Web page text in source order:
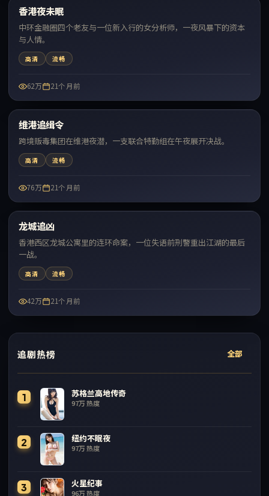
最新
香港夜未眠
中环金融圈四个老友与一位新入行的女分析师，一夜风暴下的资本
与人情。
高清 流畅
62万 21个月前
最新
维港追缉令
跨境贩毒集团在维港夜潜，一支联合特勤组在午夜展开决战。
高清 流畅
76万 21个月前
最新
龙城追凶
香港西区龙城公寓里的连环命案，一位失语前刑警重出江湖的最后
一战。
高清 流畅
42万 21个月前
追剧热榜 全部
1 苏格兰高地传奇
97万热度
2 纽约不眠夜
97万热度
3 火星纪事
96万热度